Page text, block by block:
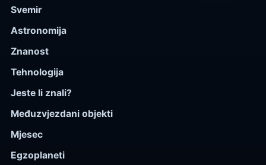
Svemir
Astronomija
Znanost
Tehnologija
Jeste li znali?
Međuzvjezdani objekti
Mjesec
Egzoplaneti